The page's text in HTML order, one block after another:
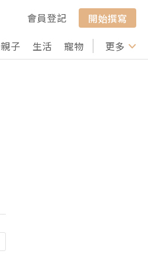
會員登記
開始撰寫
親子 生活 寵物 行山 打卡
更多